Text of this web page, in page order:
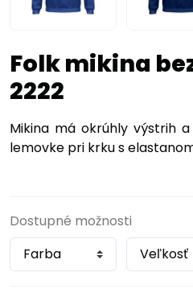
Folk mikina
2222
Mikina má okrúhly výstrih
lemovke pri krku s
Dostupné možnosti